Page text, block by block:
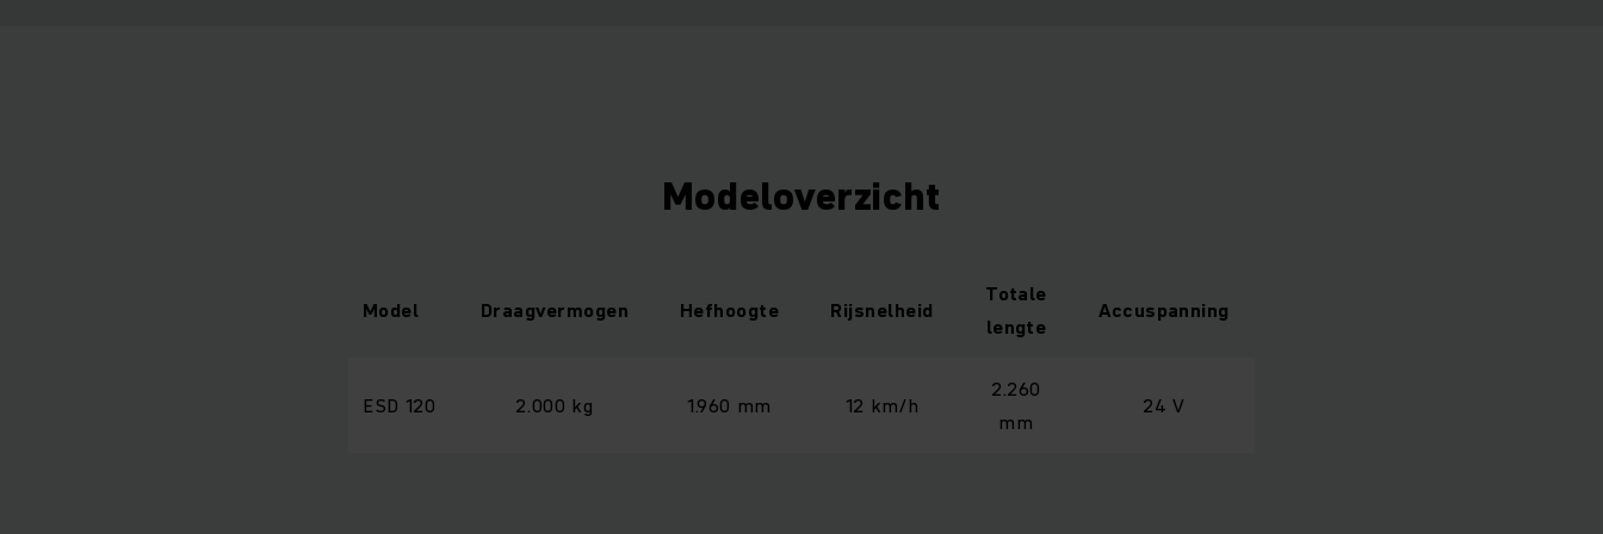
Modeloverzicht
Model Draagvermogen Hefhoogte Rijsnelheid
Totale
lengte
Accuspanning
ESD 120 2.000 kg 1.960 mm 12 km/h
2.260
mm
24 V